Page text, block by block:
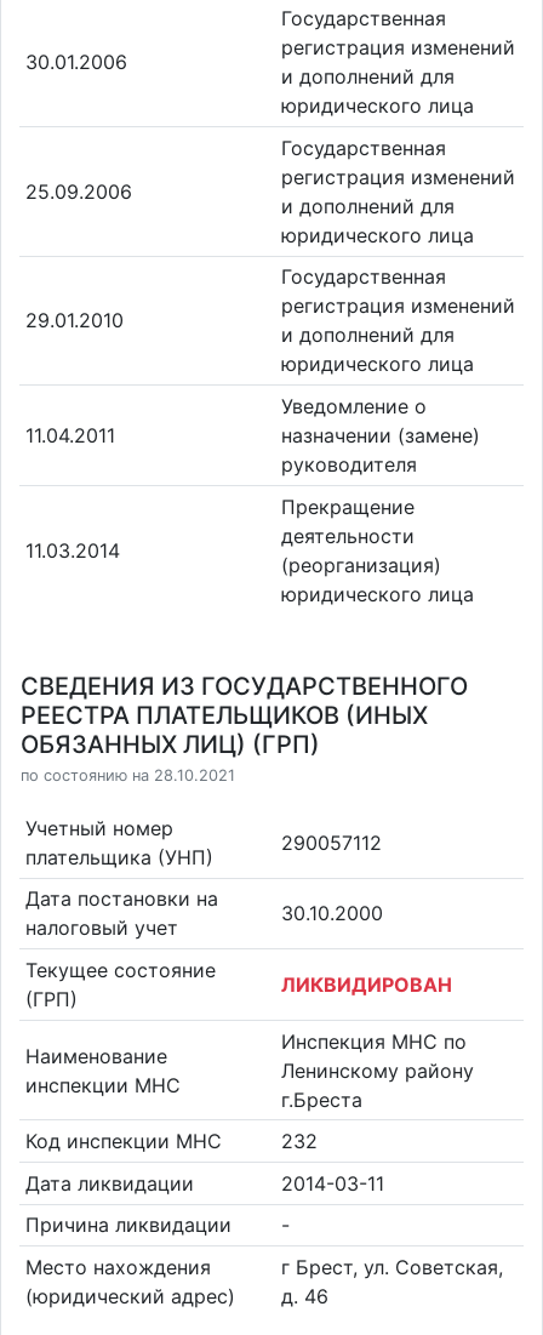
30.01.2006
Государственная
регистрация изменений
и дополнений для
юридического лица
25.09.2006
Государственная
регистрация изменений
и дополнений для
юридического лица
29.01.2010
Государственная
регистрация изменений
и дополнений для
юридического лица
11.04.2011
Уведомление о
назначении (замене)
руководителя
11.03.2014
Прекращение
деятельности
(реорганизация)
юридического лица
СВЕДЕНИЯ ИЗ ГОСУДАРСТВЕННОГО
РЕЕСТРА ПЛАТЕЛЬЩИКОВ (ИНЫХ
ОБЯЗАННЫХ ЛИЦ) (ГРП)
по состоянию на 28.10.2021
Учетный номер
плательщика (УНП)
290057112
Дата постановки на
налоговый учет
30.10.2000
Текущее состояние
(ГРП)
ЛИКВИДИРОВАН
Наименование
инспекции МНС
Инспекция МНС по
Ленинскому району
г.Бреста
Код инспекции МНС
232
Дата ликвидации
2014-03-11
Причина ликвидации
-
Место нахождения
(юридический адрес)
г Брест, ул. Советская,
д. 46